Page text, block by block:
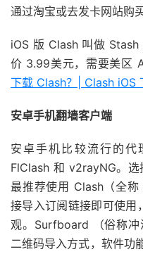
通过淘宝或去发卡网站购
iOS 版 Clash 叫做
价 3.99美元，需要美区
下载 Clash？| Clash iOS
安卓手机翻墙客户端
安卓手机比较流行的代
FlClash 和 v2rayNG。
最推荐使用 Clash（全
接导入订阅链接即可使用
观。Surfboard （俗称
二维码导入方式，软件功